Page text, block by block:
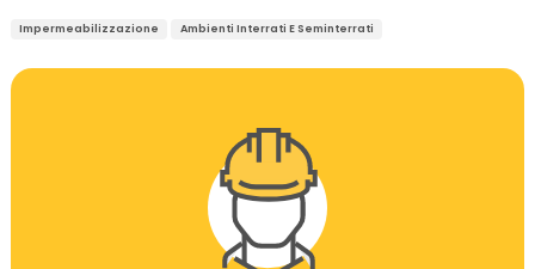
Impermeabilizzazione Ambienti Interrati E Seminterrati